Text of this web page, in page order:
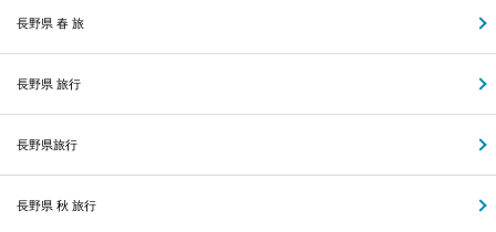
長野県 春 旅
長野県 旅行
長野県旅行
長野県 秋 旅行